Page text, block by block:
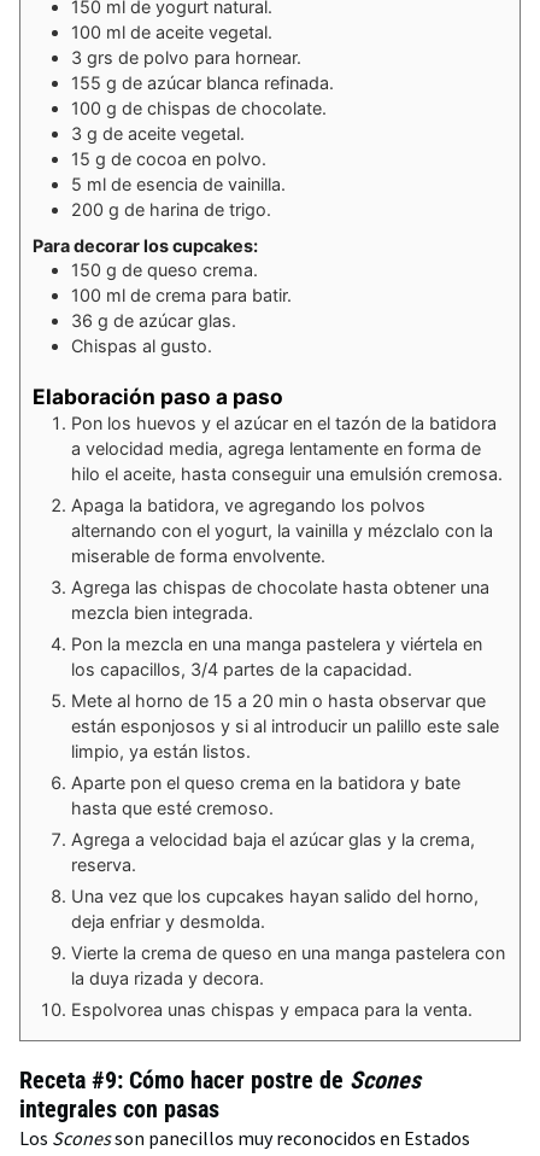
150 ml de yogurt natural.
100 ml de aceite vegetal.
3 grs de polvo para hornear.
155 g de azúcar blanca refinada.
100 g de chispas de chocolate.
3 g de aceite vegetal.
15 g de cocoa en polvo.
5 ml de esencia de vainilla.
200 g de harina de trigo.
Para decorar los cupcakes:
150 g de queso crema.
100 ml de crema para batir.
36 g de azúcar glas.
Chispas al gusto.
Elaboración paso a paso
Pon los huevos y el azúcar en el tazón de la batidora
a velocidad media, agrega lentamente en forma de
hilo el aceite, hasta conseguir una emulsión cremosa.
Apaga la batidora, ve agregando los polvos
alternando con el yogurt, la vainilla y mézclalo con la
miserable de forma envolvente.
Agrega las chispas de chocolate hasta obtener una
mezcla bien integrada.
Pon la mezcla en una manga pastelera y viértela en
los capacillos, 3/4 partes de la capacidad.
Mete al horno de 15 a 20 min o hasta observar que
están esponjosos y si al introducir un palillo este sale
limpio, ya están listos.
Aparte pon el queso crema en la batidora y bate
hasta que esté cremoso.
Agrega a velocidad baja el azúcar glas y la crema,
reserva.
Una vez que los cupcakes hayan salido del horno,
deja enfriar y desmolda.
Vierte la crema de queso en una manga pastelera con
la duya rizada y decora.
Espolvorea unas chispas y empaca para la venta.
Receta #9: Cómo hacer postre de Scones
integrales con pasas
Los Sconesson panecillos muy reconocidos en Estados